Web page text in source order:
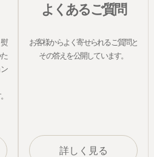
よくあるご質問
お客様からよく寄せられるご質問と
その答えを公開しています。
詳しく見る